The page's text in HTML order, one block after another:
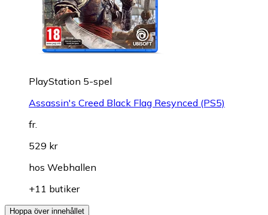
PlayStation 5-spel
Assassin's Creed Black Flag Resynced (PS5)
fr.
529 kr
hos Webhallen
+11 butiker
Hoppa över innehållet